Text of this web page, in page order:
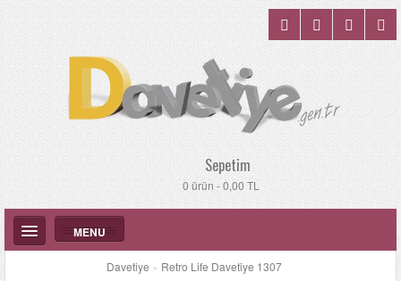
Sepetim
0 ürün - 0,00 TL
MENU
Davetiye » Retro Life Davetiye 1307